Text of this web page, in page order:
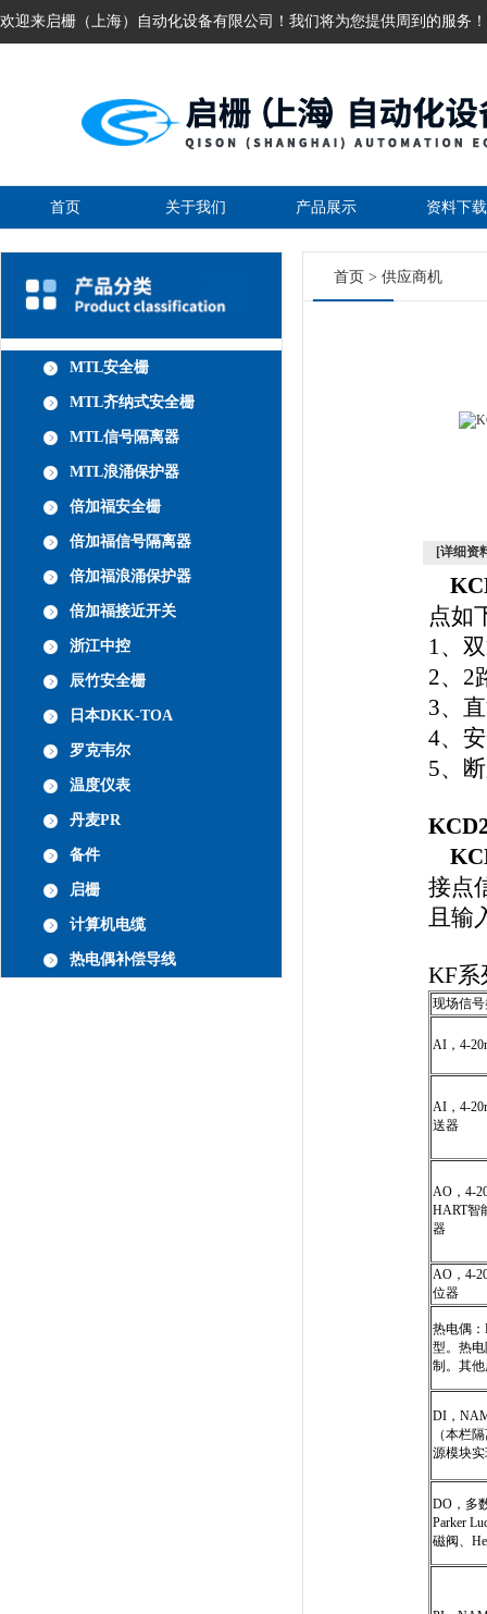
欢迎来启栅（上海）自动化设备有限公司！我们将为您提供周到的服务！
首页 关于我们 产品展示 资料下载
MTL安全栅
MTL齐纳式安全栅
MTL信号隔离器
MTL浪涌保护器
倍加福安全栅
倍加福信号隔离器
倍加福浪涌保护器
倍加福接近开关
浙江中控
辰竹安全栅
日本DKK-TOA
罗克韦尔
温度仪表
丹麦PR
备件
启栅
计算机电缆
热电偶补偿导线
首页 > 供应商机
[详细资
点如
1、
2、2
3、
4、
5、
接点
且输
KF系
现场信
AI，4-
AI，4-
送器
AO，4-
HART智
器
AO，4-
位器
热电偶
型。热电
制。其
DI，
（本栏
源模块
DO，多
Parker
磁阀、